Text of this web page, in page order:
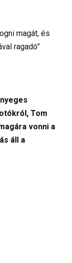
magát, és
ragadó”
Tom
vonni a
áll a